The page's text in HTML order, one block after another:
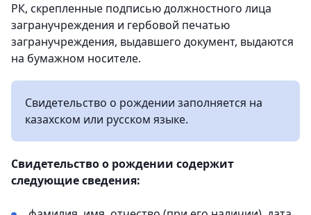
РК, скрепленные подписью должностного лица
загранучреждения и гербовой печатью
загранучреждения, выдавшего документ, выдаются
на бумажном носителе.
Свидетельство о рождении заполняется на
казахском или русском языке.
Свидетельство о рождении содержит
следующие сведения: